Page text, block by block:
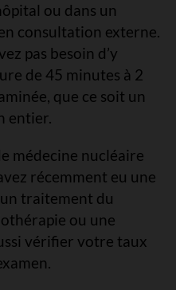
ou dans un
consultation externe.
pas besoin d’y
de 45 minutes à 2
que ce soit un
entier.
médecine nucléaire
récemment eu une
traitement du
ou une
vérifier votre taux